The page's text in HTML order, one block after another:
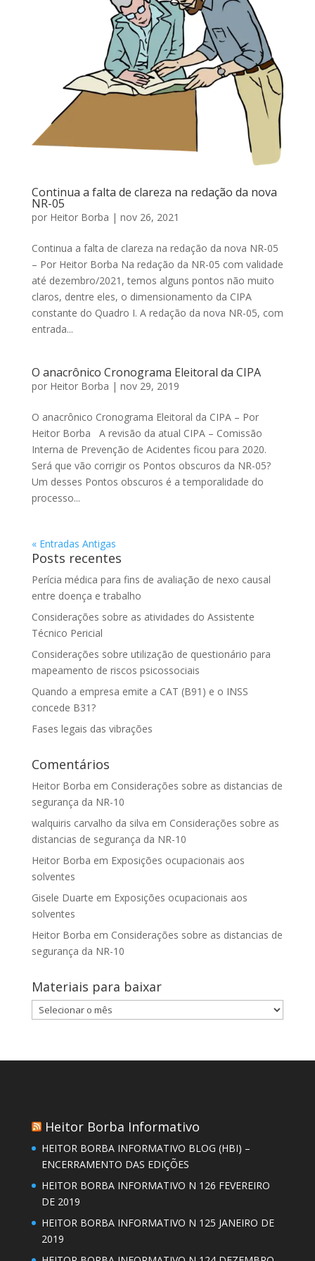
Continua a falta de clareza na redação da nova
NR-05
por Heitor Borba | nov 26, 2021
Continua a falta de clareza na redação da nova NR-05
– Por Heitor Borba Na redação da NR-05 com validade
até dezembro/2021, temos alguns pontos não muito
claros, dentre eles, o dimensionamento da CIPA
constante do Quadro I. A redação da nova NR-05, com
entrada...
O anacrônico Cronograma Eleitoral da CIPA
por Heitor Borba | nov 29, 2019
O anacrônico Cronograma Eleitoral da CIPA – Por
Heitor Borba A revisão da atual CIPA – Comissão
Interna de Prevenção de Acidentes ficou para 2020.
Será que vão corrigir os Pontos obscuros da NR-05?
Um desses Pontos obscuros é a temporalidade do
processo...
« Entradas Antigas
Posts recentes
Perícia médica para fins de avaliação de nexo causal
entre doença e trabalho
Considerações sobre as atividades do Assistente
Técnico Pericial
Considerações sobre utilização de questionário para
mapeamento de riscos psicossociais
Quando a empresa emite a CAT (B91) e o INSS
concede B31?
Fases legais das vibrações
Comentários
Heitor Borba em Considerações sobre as distancias de
segurança da NR-10
walquiris carvalho da silva em Considerações sobre as
distancias de segurança da NR-10
Heitor Borba em Exposições ocupacionais aos
solventes
Gisele Duarte em Exposições ocupacionais aos
solventes
Heitor Borba em Considerações sobre as distancias de
segurança da NR-10
Materiais para baixar
Materiais
para
Heitor Borba Informativo
HEITOR BORBA INFORMATIVO BLOG (HBI) –
ENCERRAMENTO DAS EDIÇÕES
HEITOR BORBA INFORMATIVO N 126 FEVEREIRO
DE 2019
HEITOR BORBA INFORMATIVO N 125 JANEIRO DE
2019